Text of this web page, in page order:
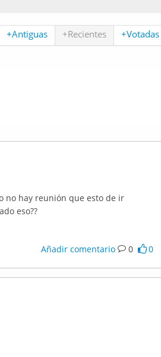
+Antiguas +Recientes +Votadas
no hay reunión que esto de ir
eso??
Añadir comentario 0 0